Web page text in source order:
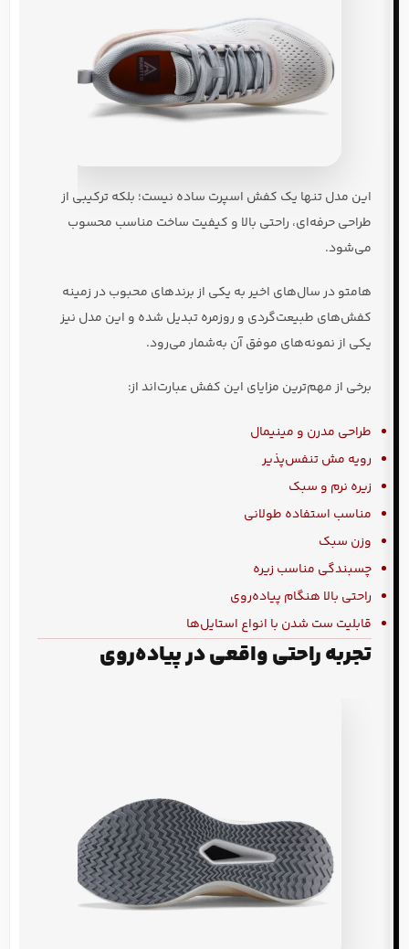
این مدل تنها یک کفش اسپرت ساده نیست؛ بلکه ترکیبی از
طراحی حرفه‌ای، راحتی بالا و کیفیت ساخت مناسب محسوب
می‌شود.
هامتو در سال‌های اخیر به یکی از برندهای محبوب در زمینه
کفش‌های طبیعت‌گردی و روزمره تبدیل شده و این مدل نیز
یکی از نمونه‌های موفق آن به‌شمار می‌رود.
برخی از مهم‌ترین مزایای این کفش عبارت‌اند از:
طراحی مدرن و مینیمال
رویه مش تنفس‌پذیر
زیره نرم و سبک
مناسب استفاده طولانی
وزن سبک
چسبندگی مناسب زیره
راحتی بالا هنگام پیاده‌روی
قابلیت ست شدن با انواع استایل‌ها
تجربه راحتی واقعی در پیاده‌روی